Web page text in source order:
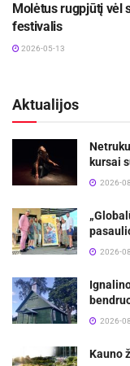
Molėtus rugpjūtį vėl
festivalis
2026-05-13
Aktualijos
kursai
2026-
2026-
2026-
Kauno